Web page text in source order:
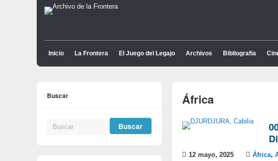
Inicio La Frontera El Juego del Legajo Archivos Bibliografia
África
12 mayo, 2025 África,
Buscar